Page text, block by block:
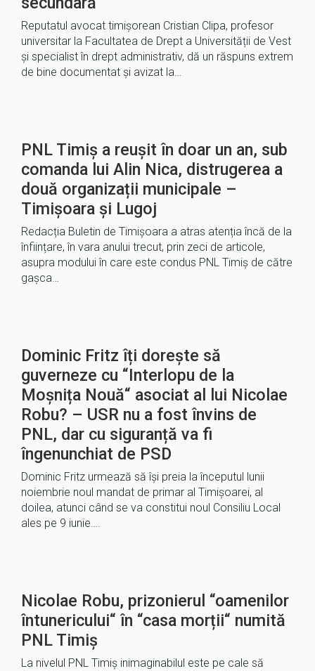
Reputatul avocat timișorean Cristian Clipa, profesor
universitar la Facultatea de Drept a Universității de Vest
și specialist în drept administrativ, dă un răspuns extrem
de bine documentat și avizat la…
PNL Timiș a reușit în doar un an, sub
comanda lui Alin Nica, distrugerea a
două organizații municipale –
Timișoara și Lugoj
Redacția Buletin de Timișoara a atras atenția încă de la
înființare, în vara anului trecut, prin zeci de articole,
asupra modului în care este condus PNL Timiș de către
gașca…
Dominic Fritz îți dorește să
guverneze cu “Interlopu de la
Moșnița Nouă“ asociat al lui Nicolae
Robu? – USR nu a fost învins de
PNL, dar cu siguranță va fi
îngenunchiat de PSD
Dominic Fritz urmează să își preia la începutul lunii
noiembrie noul mandat de primar al Timișoarei, al
doilea, atunci când se va constitui noul Consiliu Local
ales pe 9 iunie….
Nicolae Robu, prizonierul “oamenilor
întunericului“ în “casa morții“ numită
PNL Timiș
La nivelul PNL Timiș inimaginabilul este pe cale să